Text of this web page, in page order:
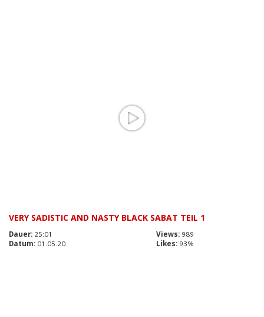
VERY SADISTIC AND NASTY BLACK SABAT TEIL 1
Dauer: 25:01 Views: 989
Datum: 01.05.20 Likes: 93%